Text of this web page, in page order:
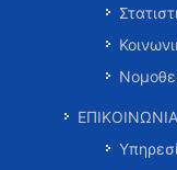
ΕΠΙΚΟΙΝΩΝΙΑ